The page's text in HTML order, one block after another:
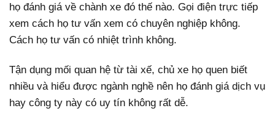
họ đánh giá về chành xe đó thế nào. Gọi điện trực tiếp
xem cách họ tư vấn xem có chuyên nghiệp không.
Cách họ tư vấn có nhiệt trình không.
Tận dụng mối quan hệ từ tài xế, chủ xe họ quen biết
nhiều và hiểu được ngành nghề nên họ đánh giá dịch vụ
hay công ty này có uy tín không rất dễ.